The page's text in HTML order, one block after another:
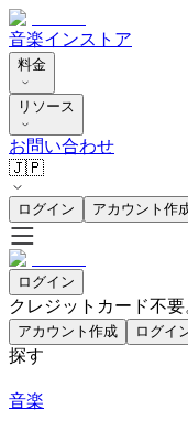
音楽インストア
料金
リソース
お問い合わせ
🇯🇵
ログイン アカウント作
ログイン
クレジットカード不
アカウント作成 ログイ
探す
音楽